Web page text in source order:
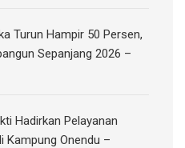
Turun Hampir 50 Persen,
Sepanjang 2026 –
Hadirkan Pelayanan
Kampung Onendu –